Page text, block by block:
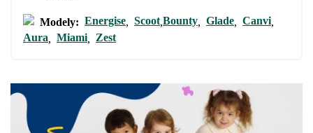
Modely: Energise, Scoot,Bounty, Glade, Canvi,
Aura, Miami, Zest
und deren Veröffentlichung einverstanden.